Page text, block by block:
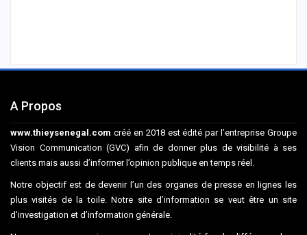
A Propos
www.thieysenegal.com créé en 2018 est édité par l’entreprise Groupe
Vision Communication (GVC) afin de donner plus de visibilité à ses
clients mais aussi d’informer l’opinion publique en temps réel.
Notre objectif est de devenir l’un des organes de presse en lignes les
plus visités de la toile. Notre site d’information se veut être un site
d’investigation et d’information générale.